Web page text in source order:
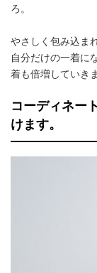
ろ。
やさしく包み込ま
自分だけの一着に
着も倍増していき
コーディネー
けます。